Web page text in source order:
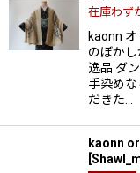
在庫わず
kaonn
のぼか
逸品 ダ
手染め
だきた…
kaonn